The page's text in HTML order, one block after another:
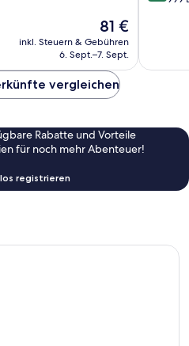
Der
Preis
beträgt
81 €
inkl. Steuern & Gebühren
6. Sept.–7. Sept.
vergleichen
Rabatte und Vorteile
für noch mehr Abenteuer!
registrieren